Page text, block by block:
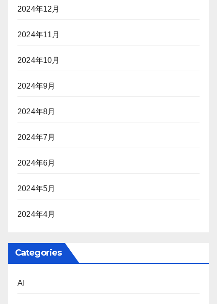
2024年12月
2024年11月
2024年10月
2024年9月
2024年8月
2024年7月
2024年6月
2024年5月
2024年4月
Categories
AI